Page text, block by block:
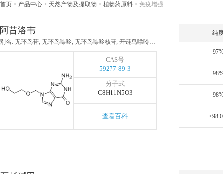
首页 > 产品中心 > 天然产物及提取物 > 植物药原料 > 免疫增强
阿昔洛韦
别名: 无环鸟苷; 无环鸟嘌呤; 无环鸟嘌呤核苷; 开链鸟嘌呤核苷; 羟乙氧甲鸟嘌呤;
CAS号
59277-89-3
分子式
C8H11N5O3
查看百科
纯
97%
98%
98%